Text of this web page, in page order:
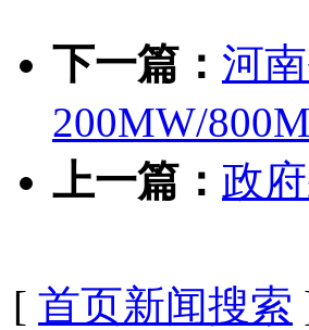
下一篇： 河
200MW/
上一篇： 政
[ 首页新闻搜索